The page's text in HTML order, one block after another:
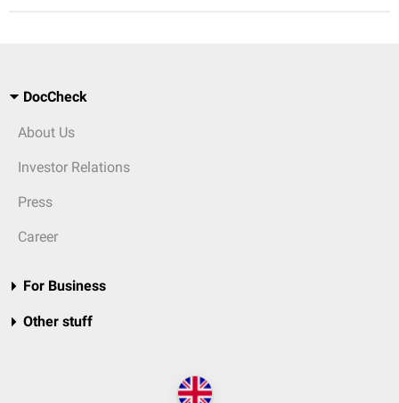
DocCheck
About Us
Investor Relations
Press
Career
For Business
Other stuff